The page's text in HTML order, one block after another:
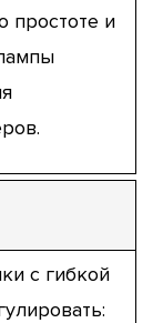
простоте и
с гибкой